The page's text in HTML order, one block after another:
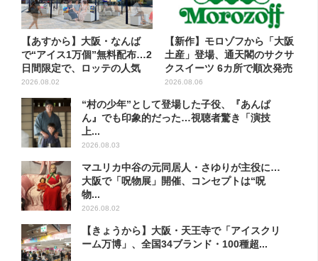
【あすから】大阪・なんば
で“アイス1万個”無料配布…2
日間限定で、ロッテの人気
商...
2026.08.02
【新作】モロゾフから「大阪
土産」登場、通天閣のサクサ
クスイーツ 6カ所で順次発売
2026.08.06
“村の少年”として登場した子役、『あんぱ
ん』でも印象的だった…視聴者驚き「演技
上...
2026.08.03
マユリカ中谷の元同居人・さゆりが主役に…
大阪で「呪物展」開催、コンセプトは“呪
物...
2026.08.02
【きょうから】大阪・天王寺で「アイスクリ
ーム万博」、全国34ブランド・100種超...